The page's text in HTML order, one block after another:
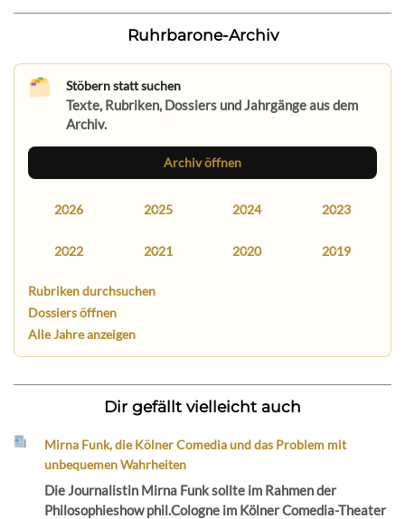
Ruhrbarone-Archiv
Stöbern statt suchen
Texte, Rubriken, Dossiers und Jahrgänge aus dem
Archiv.
Archiv öffnen
2026 2025 2024 2023
2022 2021 2020 2019
Rubriken durchsuchen
Dossiers öffnen
Alle Jahre anzeigen
Dir gefällt vielleicht auch
Mirna Funk, die Kölner Comedia und das Problem mit
unbequemen Wahrheiten
Die Journalistin Mirna Funk sollte im Rahmen der
Philosophieshow phil.Cologne im Kölner Comedia-Theater